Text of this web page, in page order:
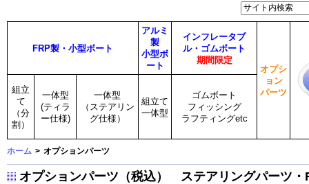
FRP製・小型ボート
アルミ
製
小型ボ
ート
インフレータブ
ル・ゴムボート
期間限定
オプシ
ョン
パーツ
組立
て
（分
割）
一体型
(ティラ
ー仕様)
一体型
（ステアリン
グ仕様）
組立て
一体型
ゴムボート
フィッシング
ラフティングetc
ホーム > オプションパーツ
オプションパーツ（税込） ステアリングパーツ・